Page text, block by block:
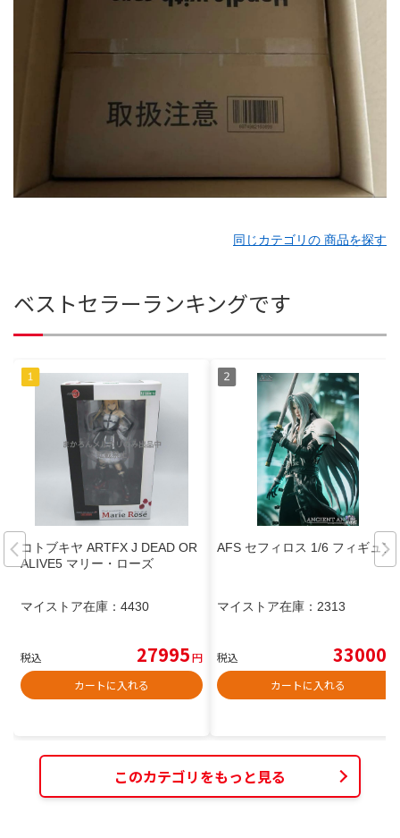
同じカテゴリの 商品を探す
ベストセラーランキングです
コトブキヤ ARTFX J DEAD OR
ALIVE5 マリー・ローズ
マイストア在庫： 4430
税込 27995円
カートに入れる
AFS セフィロス 1/6 フィギュア
マイストア在庫： 2313
税込 33000
カートに入れる
このカテゴリをもっと見る